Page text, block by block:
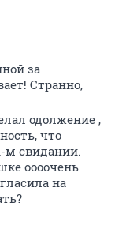
за
Странно,
одолжение ,
что
м свидании.
оооочень
на